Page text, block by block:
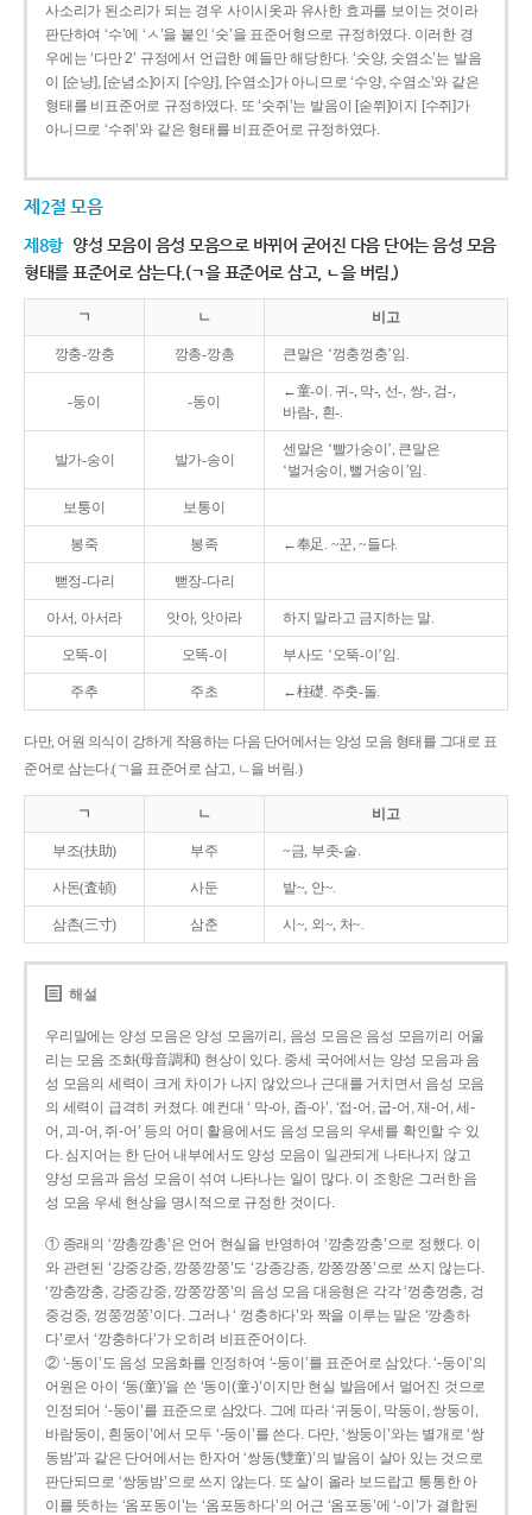
사소리가 된소리가 되는 경우 사이시옷과 유사한 효과를 보이는 것이라
판단하여 ‘수’에 ‘ㅅ’을 붙인 ‘숫’을 표준어형으로 규정하였다. 이러한 경
우에는 ‘다만 2’ 규정에서 언급한 예들만 해당한다. ‘숫양, 숫염소’는 발음
이 [순냥], [순념소]이지 [수양], [수염소]가 아니므로 ‘수양, 수염소’와 같은
형태를 비표준어로 규정하였다. 또 ‘숫쥐’는 발음이 [숟쮜]이지 [수쥐]가
아니므로 ‘수쥐’와 같은 형태를 비표준어로 규정하였다.
제2절 모음
제8항 양성 모음이 음성 모음으로 바뀌어 굳어진 다음 단어는 음성 모음
형태를 표준어로 삼는다.(ㄱ을 표준어로 삼고, ㄴ을 버림.)
ㄱ ㄴ 비고
깡충-깡충 깡총-깡총 큰말은 ‘껑충껑충’임.
-둥이 -동이
←童-이. 귀-, 막-, 선-, 쌍-, 검-,
바람-, 흰-.
발가-숭이 발가-송이
센말은 ‘빨가숭이’, 큰말은
‘벌거숭이, 뻘거숭이’임.
보퉁이 보통이
봉죽 봉족 ←奉足. ~꾼, ~들다.
뻗정-다리 뻗장-다리
아서, 아서라 앗아, 앗아라 하지 말라고 금지하는 말.
오뚝-이 오똑-이 부사도 ‘오뚝-이’임.
주추 주초 ←柱礎. 주춧-돌.
다만, 어원 의식이 강하게 작용하는 다음 단어에서는 양성 모음 형태를 그대로 표
준어로 삼는다.(ㄱ을 표준어로 삼고, ㄴ을 버림.)
ㄱ ㄴ 비고
부조(扶助) 부주 ~금, 부좃-술.
사돈(査頓) 사둔 밭~, 안~.
삼촌(三寸) 삼춘 시~, 외~, 처~.
해설
우리말에는 양성 모음은 양성 모음끼리, 음성 모음은 음성 모음끼리 어울
리는 모음 조화(母音調和) 현상이 있다. 중세 국어에서는 양성 모음과 음
성 모음의 세력이 크게 차이가 나지 않았으나 근대를 거치면서 음성 모음
의 세력이 급격히 커졌다. 예컨대 ‘ 막-아, 좁-아’, ‘접-어, 굽-어, 재-어, 세-
어, 괴-어, 쥐-어’ 등의 어미 활용에서도 음성 모음의 우세를 확인할 수 있
다. 심지어는 한 단어 내부에서도 양성 모음이 일관되게 나타나지 않고
양성 모음과 음성 모음이 섞여 나타나는 일이 많다. 이 조항은 그러한 음
성 모음 우세 현상을 명시적으로 규정한 것이다.
① 종래의 ‘깡총깡총’은 언어 현실을 반영하여 ‘깡충깡충’으로 정했다. 이
와 관련된 ‘강중강중, 깡쭝깡쭝’도 ‘강종강종, 깡쫑깡쫑’으로 쓰지 않는다.
‘깡충깡충, 강중강중, 깡쭝깡쭝’의 음성 모음 대응형은 각각 ‘껑충껑충, 겅
중겅중, 껑쭝껑쭝’이다. 그러나 ‘ 껑충하다’와 짝을 이루는 말은 ‘깡총하
다’로서 ‘깡충하다’가 오히려 비표준어이다.
② ‘-동이’도 음성 모음화를 인정하여 ‘-둥이’를 표준어로 삼았다. ‘-둥이’의
어원은 아이 ‘동(童)’을 쓴 ‘동이(童-)’이지만 현실 발음에서 멀어진 것으로
인정되어 ‘-둥이’를 표준으로 삼았다. 그에 따라 ‘귀둥이, 막둥이, 쌍둥이,
바람둥이, 흰둥이’에서 모두 ‘-둥이’를 쓴다. 다만, ‘쌍둥이’와는 별개로 ‘쌍
동밤’과 같은 단어에서는 한자어 ‘쌍동(雙童)’의 발음이 살아 있는 것으로
판단되므로 ‘쌍둥밤’으로 쓰지 않는다. 또 살이 올라 보드랍고 통통한 아
이를 뜻하는 ‘옴포동이’는 ‘옴포동하다’의 어근 ‘옴포동’에 ‘-이’가 결합된